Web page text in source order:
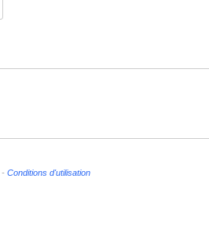
- Conditions d'utilisation